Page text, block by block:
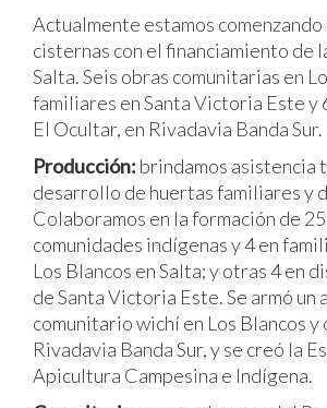
Actualmente estamos
cisternas con el financiamiento de
Salta. Seis obras comunitarias en
familiares en Santa Victoria Este y
El Ocultar, en Rivadavia Banda Sur.
Producción: brindamos asistencia
desarrollo de huertas familiares y
Colaboramos en la formación de
comunidades indígenas y 4 en
Los Blancos en Salta; y otras 4 en
de Santa Victoria Este. Se armó un
comunitario wichí en Los Blancos y
Rivadavia Banda Sur, y se creó la
Apicultura Campesina e Indígena.